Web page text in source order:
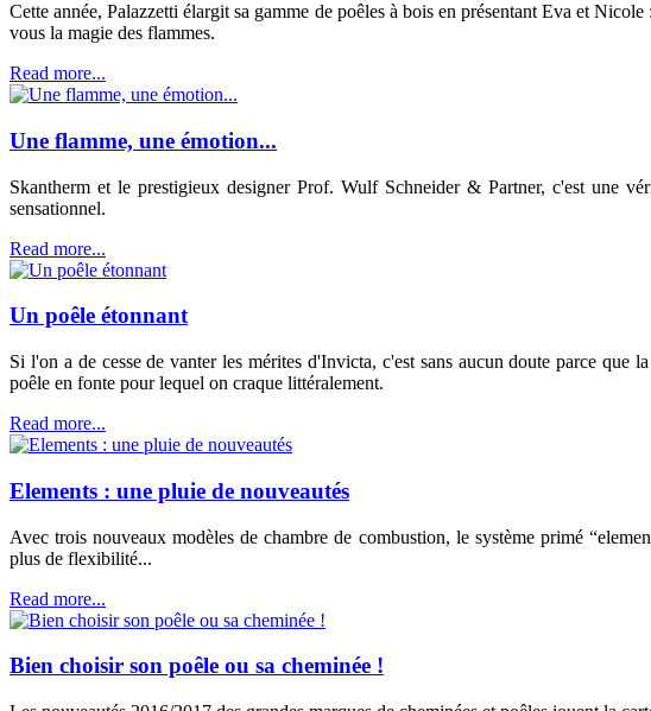
Cette année, Palazzetti élargit sa gamme de poêles à bois en présentant Eva et
vous la magie des flammes.
Read more...
Une flamme, une émotion...
Skantherm et le prestigieux designer Prof. Wulf Schneider & Partner, c'est une
sensationnel.
Read more...
Un poêle étonnant
Si l'on a de cesse de vanter les mérites d'Invicta, c'est sans aucun doute parce
poêle en fonte pour lequel on craque littéralement.
Read more...
Elements : une pluie de nouveautés
Avec trois nouveaux modèles de chambre de combustion, le système primé
plus de flexibilité...
Read more...
Bien choisir son poêle ou sa cheminée !